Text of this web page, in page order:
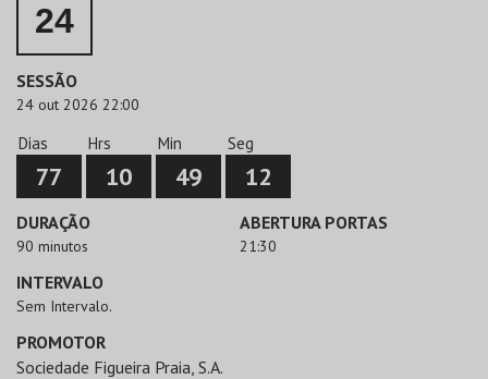
24
SESSÃO
24 out 2026 22:00
Dias
77
Hrs
10
Min
49
Seg
12
DURAÇÃO
90 minutos
ABERTURA PORTAS
21:30
INTERVALO
Sem Intervalo.
PROMOTOR
Sociedade Figueira Praia, S.A.